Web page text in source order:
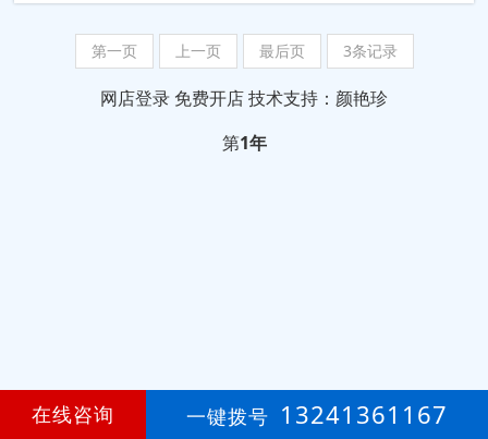
第一页 上一页 最后页 3条记录
网店登录 免费开店技术支持：颜艳珍
第1年
在线咨询 一键拨号 13241361167